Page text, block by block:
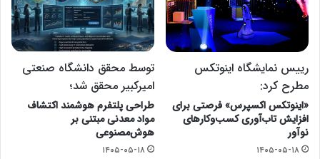
رییس نمایشگاه اینوتکس
مطرح کرد:
«اینوتکس اکسپرس» فرصتی برای
افزایش تاب‌آوری کسب‌وکارهای
نوآور
۱۴۰۵-۰۵-۱۸
توسط محقق دانشگاه صنعتی
امیرکبیر محقق شد؛
طراحی پلتفرم هوشمند اکتشاف
مواد معدنی مبتنی بر
هوش‌مصنوعی
۱۴۰۵-۰۵-۱۸